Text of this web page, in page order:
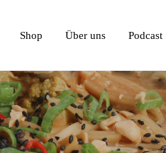
Shop Über uns Podcast